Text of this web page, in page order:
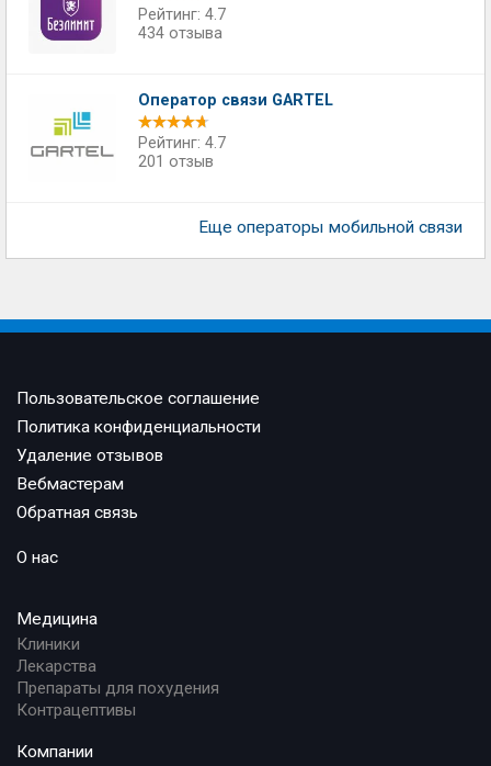
Рейтинг: 4.7
434 отзыва
Оператор связи GARTEL
Рейтинг: 4.7
201 отзыв
Еще операторы мобильной связи
Пользовательское соглашение
Политика конфиденциальности
Удаление отзывов
Вебмастерам
Обратная связь
О нас
Медицина
Клиники
Лекарства
Препараты для похудения
Контрацептивы
Компании